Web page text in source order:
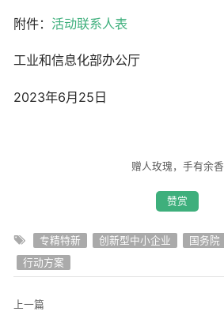
附件： 活动联系人表
工业和信息化部办公厅
2023年6月25日
赠人玫瑰，手有余香
赞赏
专精特新 创新型中小企业 国务院
行动方案
上一篇